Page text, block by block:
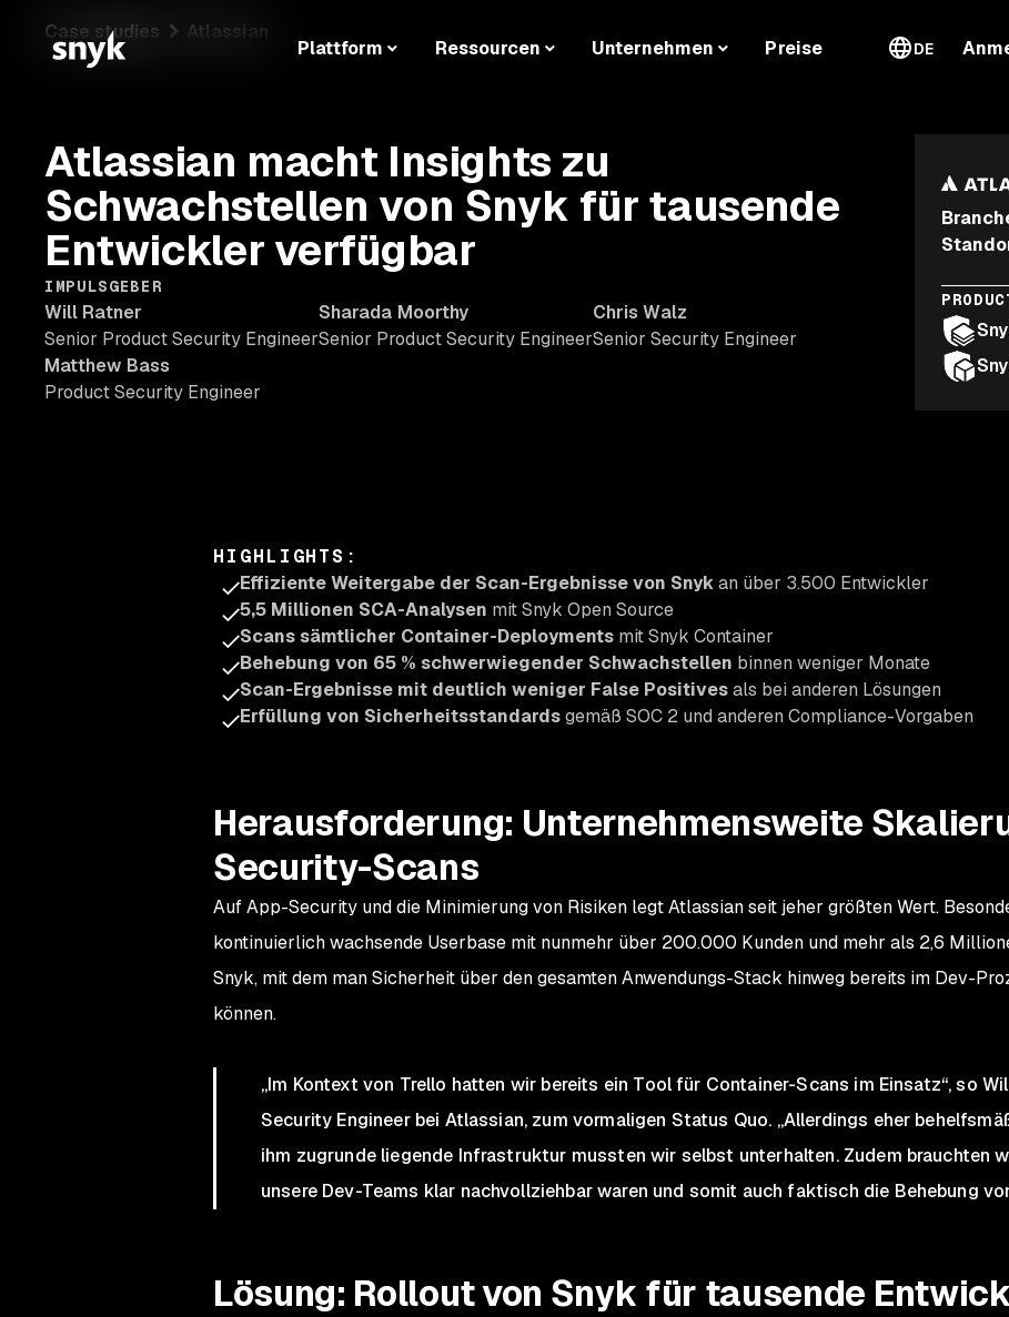
Plattform Ressourcen Unternehmen Preise DE
Case studies Atlassian
Atlassian macht Insights zu
Schwachstellen von Snyk für tausende
Entwickler verfügbar
IMPULSGEBER
Will Ratner
Senior Product Security Engineer
Sharada Moorthy
Senior Product Security Engineer
Chris Walz
Senior Security Engineer
Matthew Bass
Product Security Engineer
HIGHLIGHTS :
Effiziente Weitergabe der Scan-Ergebnisse von Snykan über 3.500 Entwickler
5,5 Millionen SCA-Analysen mit Snyk Open Source
Scans sämtlicher Container-Deployments mit Snyk Container
Behebung von 65 % schwerwiegender Schwachstellen binnen weniger Monate
Scan-Ergebnisse mit deutlich weniger False Positivesals bei anderen Lösungen
Erfüllung von Sicherheitsstandardsgemäß SOC 2 und anderen Compliance-Vorgaben
Herausforderung: Unternehmensweite
Security-Scans
Auf App-Security und die Minimierung von Risiken legt Atlassian seit jeher größten Wert.
kontinuierlich wachsende Userbase mit nunmehr über 200.000 Kunden und mehr als 2,6
Snyk, mit dem man Sicherheit über den gesamten Anwendungs-Stack hinweg bereits im Dev-
können.
„Im Kontext von Trello hatten wir bereits ein Tool für Container-Scans im Einsatz“, so
Security Engineer bei Atlassian, zum vormaligen Status Quo. „Allerdings eher
ihm zugrunde liegende Infrastruktur mussten wir selbst unterhalten. Zudem brauchten
unsere Dev-Teams klar nachvollziehbar waren und somit auch faktisch die Behebung
Lösung: Rollout von Snyk für tausende